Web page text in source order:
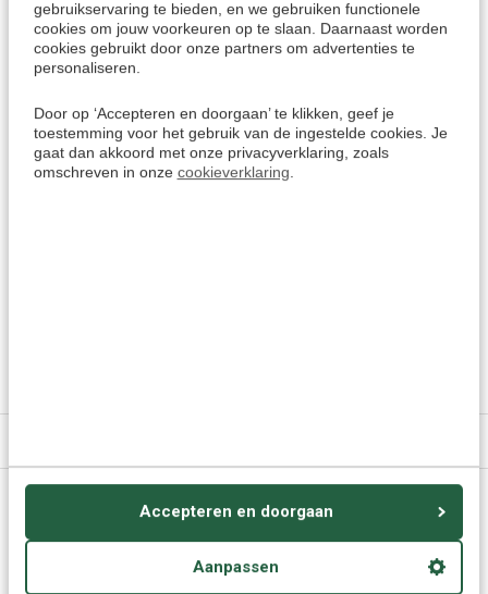
gebruikservaring te bieden, en we gebruiken functionele
cookies om jouw voorkeuren op te slaan. Daarnaast worden
cookies gebruikt door onze partners om advertenties te
personaliseren.
Door op ‘Accepteren en doorgaan’ te klikken, geef je
toestemming voor het gebruik van de ingestelde cookies. Je
gaat dan akkoord met onze privacyverklaring, zoals
omschreven in onze cookieverklaring
Accepteren en doorgaan
Aanpassen
uTalk werkt met:
PC's met Windows 7.1 en hoger
MacOS 10.10 en hoger
Tablets en Smarpthones met iOS 9 en hoger (zoals iPad
en iPhone)
Vragen of advies nodig?